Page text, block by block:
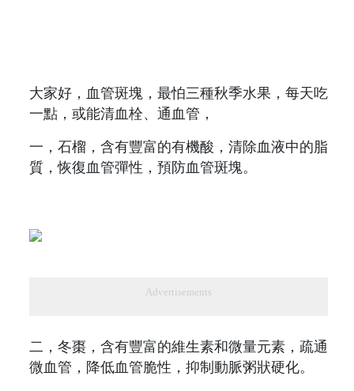
大家好，血管斑塊，最怕三種秋季水果，每天吃
一點，或能清血栓、通血管，
一，石榴，含有豐富的有機酸，清除血液中的脂
質，恢復血管彈性，預防血管斑塊。
Advertisements
二，冬棗，含有豐富的維生素和微量元素，疏通
微血管，降低血管脆性，抑制動脈粥狀硬化。